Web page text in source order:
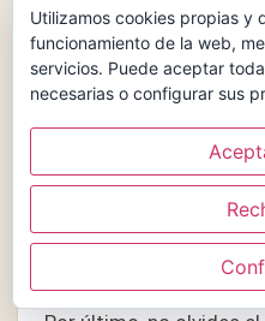
También merece la
entre imagen y
todo de golpe, pero sí
suficientes para leer sin
ilustración. Ese
útil a Buckland Romani
Utilizamos cookies propias y
funcionamiento de la web,
servicios. Puede aceptar
necesarias o configurar sus